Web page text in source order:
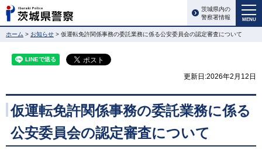
MENU
茨城県内の
警察署情報
ホーム > お知らせ > 仮運転免許関係事務の委託業務に係る公安委員会の認定審査について
更新日:2026年2月12日
仮運転免許関係事務の委託業務に係る
公安委員会の認定審査について